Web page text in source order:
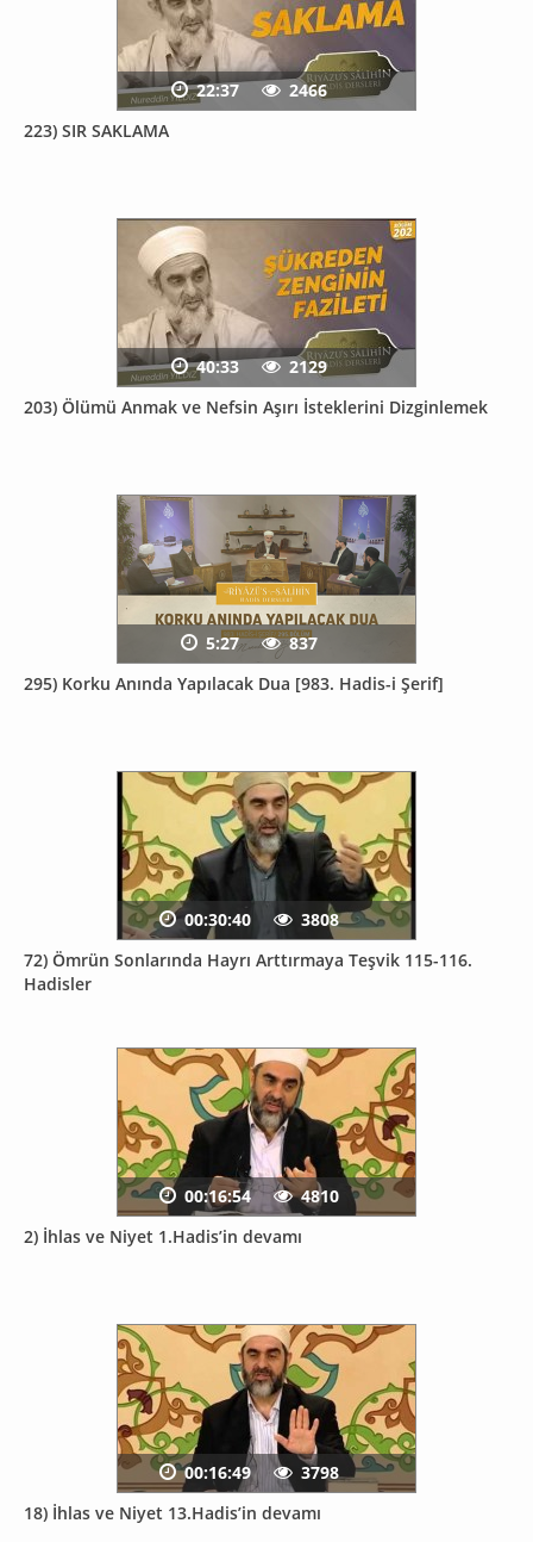
223) SIR SAKLAMA
22:37 2466
203) Ölümü Anmak ve Nefsin Aşırı İsteklerini Dizginlemek
40:33 2129
295) Korku Anında Yapılacak Dua [983. Hadis-i Şerif]
5:27 837
72) Ömrün Sonlarında Hayrı Arttırmaya Teşvik 115-116.
Hadisler
00:30:40 3808
2) İhlas ve Niyet 1.Hadis’in devamı
00:16:54 4810
18) İhlas ve Niyet 13.Hadis’in devamı
00:16:49 3798